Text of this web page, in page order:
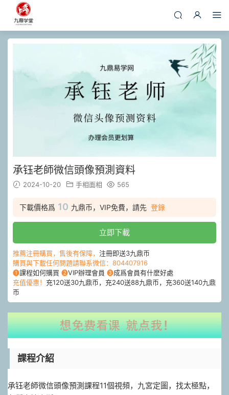
承钰老師微信頭像預測資料
2024-10-20 手相面相 565
下載價格爲 10 九鼎币，VIP免費，請先 登錄
立即下載
推薦注冊購買，售後有保障， 注冊即送3九鼎币
購買與下載任何問題請聯系微信：804407916
❶課程如何購買 ❷VIP辦理會員 ❸成爲會員有什麽好處
充值優惠！ 充120送30九鼎币，充240送88九鼎币，充360送140九鼎
币
課程介紹
承钰老師微信頭像預測課程11個視頻，九宮定圖，找太極點，